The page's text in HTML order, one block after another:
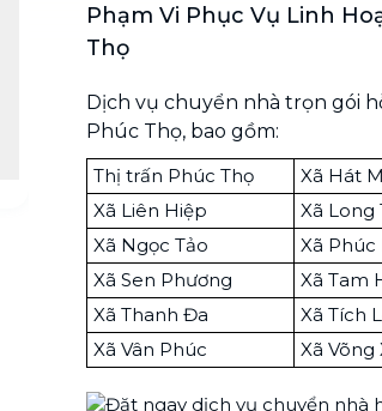
Phạm Vi Phục Vụ Linh
Thọ
Dịch vụ chuyển nhà trọn gói
Phúc Thọ, bao gồm:
Thị trấn Phúc Thọ
Xã Hát
Xã Liên Hiệp
Xã Long
Xã Ngọc Tảo
Xã Phúc
Xã Sen Phương
Xã Tam
Xã Thanh Đa
Xã Tích
Xã Vân Phúc
Xã Võng